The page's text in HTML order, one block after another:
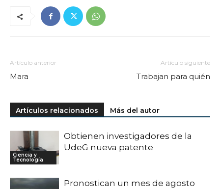
Artículo anterior
Mara
Artículo siguiente
Trabajan para quién
Artículos relacionados Más del autor
Ciencia y
Tecnología
Obtienen investigadores de la
UdeG nueva patente
Pronostican un mes de agosto